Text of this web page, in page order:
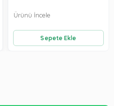
Sepete Ekle
Ürünü İncele